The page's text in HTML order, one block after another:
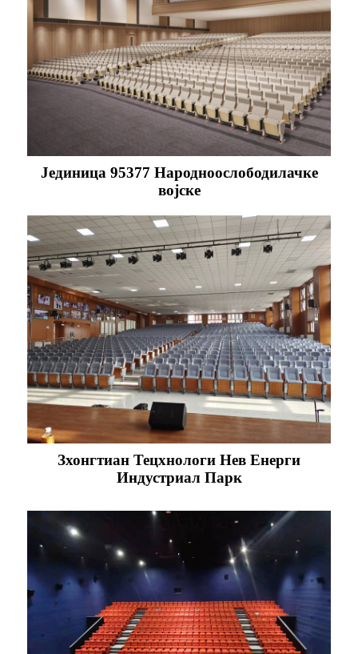
Јединица 95377 Народноослободилачке
војске
Зхонгтиан Тецхнологи Нев Енерги
Индустриал Парк